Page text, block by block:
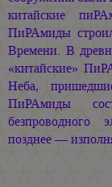
китайские
ПиРАмиды
Времени. В
«китайские»
Неба,
ПиРАмиды
безпроводного
позднее —